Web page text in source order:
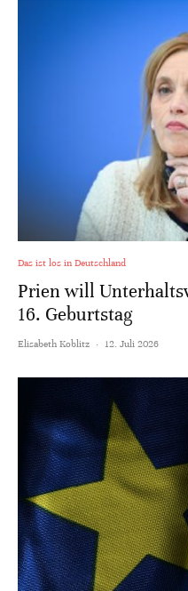
Das ist los in Deutschland
Prien will
16. Geburtstag
Elisabeth Koblitz · 12. Juli 2026